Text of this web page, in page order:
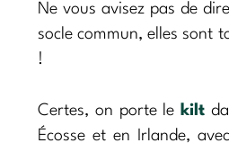
Ne vous avisez pas de
socle commun, elles sont
!
Certes, on porte le kilt
Écosse et en Irlande,